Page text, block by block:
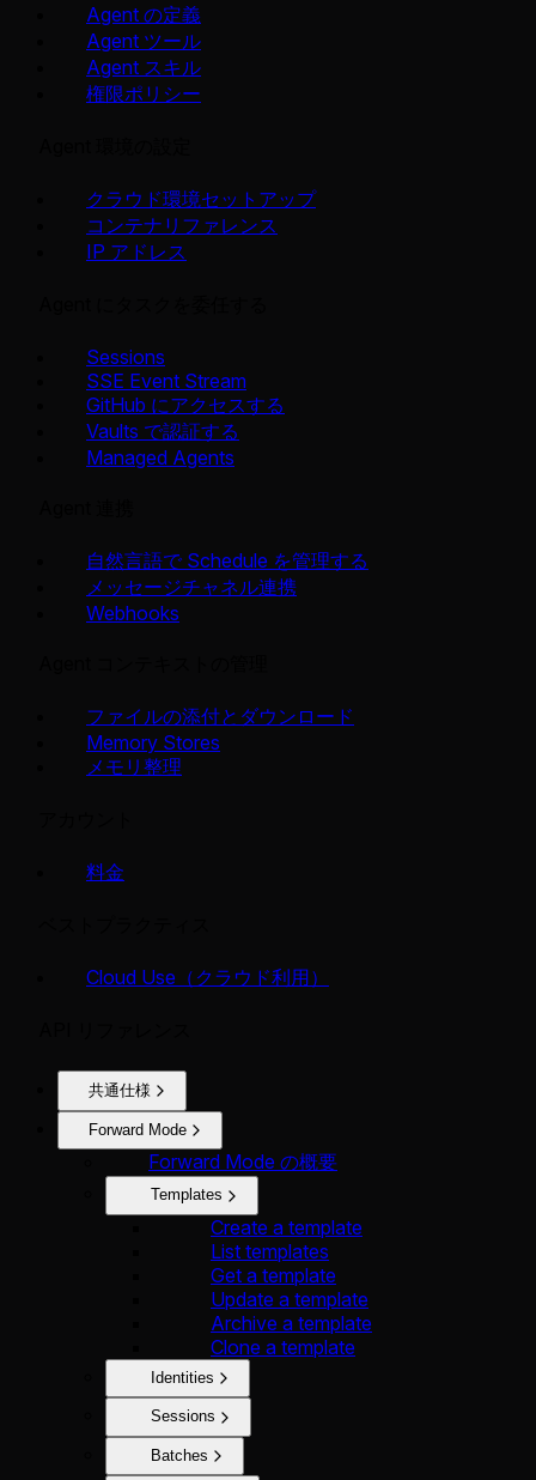
Agent の定義
Agent ツール
Agent スキル
権限ポリシー
クラウド環境セットアップ
コンテナリファレンス
IP アドレス
Sessions
SSE Event Stream
GitHub にアクセスする
Vaults で認証する
Managed Agents
自然言語で Schedule を管理する
メッセージチャネル連携
Webhooks
ファイルの添付とダウンロード
Memory Stores
メモリ整理
料金
Cloud Use（クラウド利用）
共通仕様
Forward Mode
Forward Mode の概要
Templates
Create a template
List templates
Get a template
Update a template
Archive a template
Clone a template
Identities
Sessions
Batches